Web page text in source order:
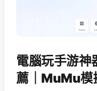
電腦玩手游
薦｜MuMu模